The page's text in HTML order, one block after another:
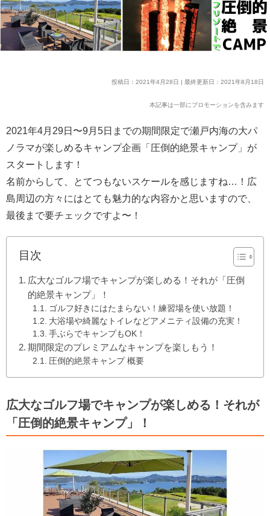
投稿日：2021年4月28日 | 最終更新日：2021年8月18日
本記事は一部にプロモーションを含みます
2021年4月29日〜9月5日までの期間限定で瀬戸内海の大パ
ノラマが楽しめるキャンプ企画「圧倒的絶景キャンプ」が
スタートします！
名前からして、とてつもないスケールを感じますね…！広
島周辺の方々にはとても魅力的な内容かと思いますので、
最後まで要チェックですよ〜！
目次
広大なゴルフ場でキャンプが楽しめる！それが「圧倒
的絶景キャンプ」！
ゴルフ好きにはたまらない！練習場を使い放題！
大浴場や綺麗なトイレなどアメニティ設備の充実！
手ぶらでキャンプもOK！
期間限定のプレミアムなキャンプを楽しもう！
圧倒的絶景キャンプ 概要
広大なゴルフ場でキャンプが楽しめる！それが
「圧倒的絶景キャンプ」！